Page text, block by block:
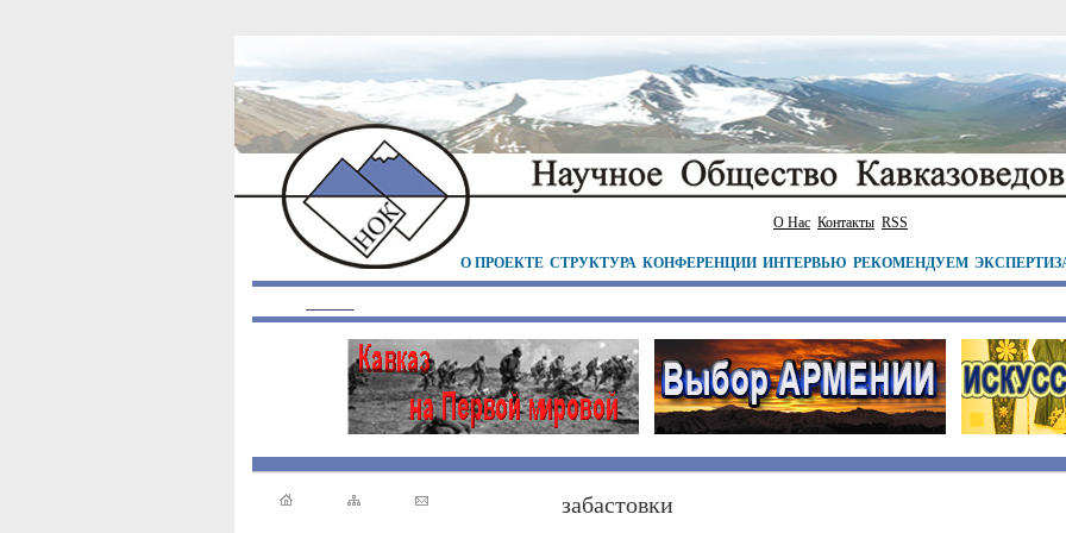
О Нас Контакты RSS
О ПРОЕКТЕ СТРУКТУРА КОНФЕРЕНЦИИ ИНТЕРВЬЮ РЕКОМЕНДУЕМ
забастовки